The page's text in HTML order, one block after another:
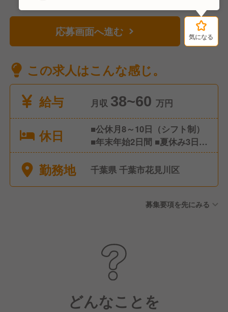
応募画面へ進む 気になる
この求人はこんな感じ。
給与
月収 38~60 万円
休日
■公休月8～10日（シフト制）
■年末年始2日間 ■夏休み3日間
■有給休暇 ※年間休日112日
勤務地 千葉県 千葉市花見川区
募集要項を先にみる
どんなことを
気になる